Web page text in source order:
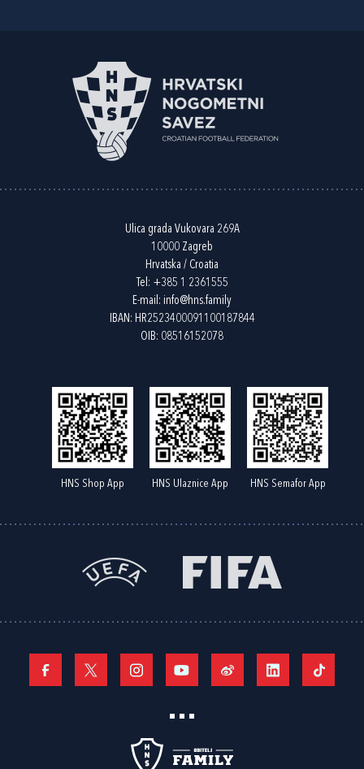
Ulica grada Vukovara 269A
10000 Zagreb
Hrvatska / Croatia
Tel: +385 1 2361555
E-mail: info@hns.family
IBAN: HR2523400091100187844
OIB: 08516152078
HNS Shop App HNS Ulaznice App HNS Semafor App